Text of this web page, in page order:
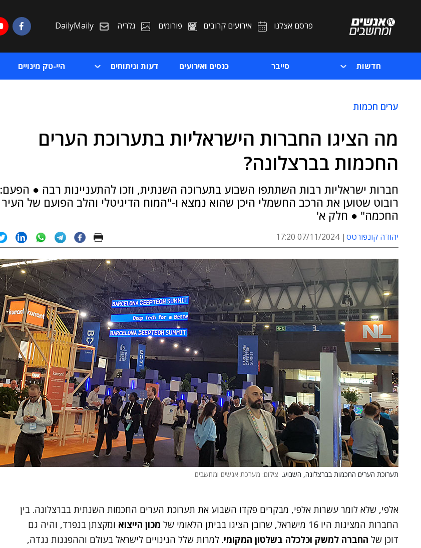
פרסם אצלנו אירועים קרובים פורומים גלריה DailyMaily
חדשות סייבר כנסים ואירועים דעות וניתוחים היי-טק מינויים
ערים חכמות
מה הציגו החברות הישראליות בתערוכת הערים
החכמות בברצלונה?
חברות ישראליות רבות השתתפו השבוע בתערוכה השנתית, וזכו להתעניינות רבה ● הפעם:
רובוט שטוען את הרכב החשמלי היכן שהוא נמצא ו-"המוח הדיגיטלי והלב הפועם של העיר
החכמה" ● חלק א'
יהודה קונפורטס 07/11/2024 17:20
תערוכת הערים החכמות בברצלונה, השבוע. צילום: מערכת אנשים ומחשבים
אלפי, שלא לומר עשרות אלפי, מבקרים פקדו השבוע את תערוכת הערים החכמות השנתית בברצלונה. בין
החברות המציגות היו 16 מישראל, שרובן הציגו בביתן הלאומי של
מכון הייצוא ומקצתן בנפרד, והיה גם
דוכן של החברה למשק וכלכלה בשלטון המקומי. למרות שלל הגינויים לישראל בעולם וההפגנות נגדה,